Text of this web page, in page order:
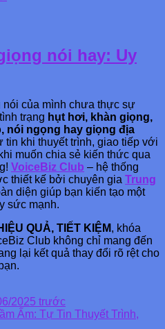
nói hay: Uy
nói của mình chưa thực sự
trạng hụt hơi, khàn giọng,
nói ngọng hay giọng địa
tin khi thuyết trình, giao tiếp với
muốn chia sẻ kiến thức qua
VoiceBiz Club – hệ thống
thiết kế bởi chuyên gia Trung
diện giúp bạn kiến tạo một
sức mạnh.
QUẢ, TIẾT KIỆM, khóa
Club không chỉ mang đến
lại kết quả thay đổi rõ rệt cho
2025 trước